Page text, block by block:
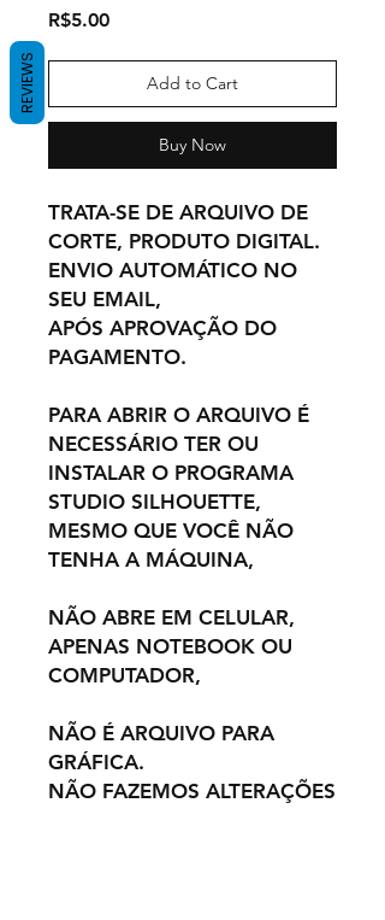
R$5.00Price
Add to Cart
Buy Now
TRATA-SE DE ARQUIVO DE
CORTE, PRODUTO DIGITAL.
ENVIO AUTOMÁTICO NO
SEU EMAIL,
APÓS APROVAÇÃO DO
PAGAMENTO.
PARA ABRIR O ARQUIVO É
NECESSÁRIO TER OU
INSTALAR O PROGRAMA
STUDIO SILHOUETTE,
MESMO QUE VOCÊ NÃO
TENHA A MÁQUINA,
NÃO ABRE EM CELULAR,
APENAS NOTEBOOK OU
COMPUTADOR,
NÃO É ARQUIVO PARA
GRÁFICA.
NÃO FAZEMOS ALTERAÇÕES
REVIEWS